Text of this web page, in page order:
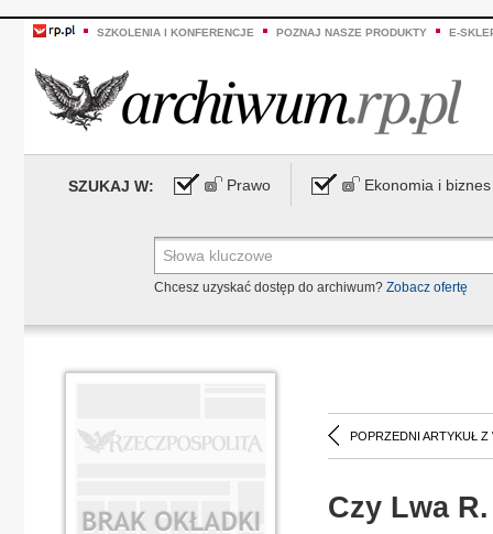
SZKOLENIA I KONFERENCJE POZNAJ NASZE PRODUKTY E-
SZUKAJ W: Prawo Ekonomia i biznes
Chcesz uzyskać dostęp do archiwum? Zobacz ofertę
POPRZEDNI ARTYKUŁ Z
Czy Lwa